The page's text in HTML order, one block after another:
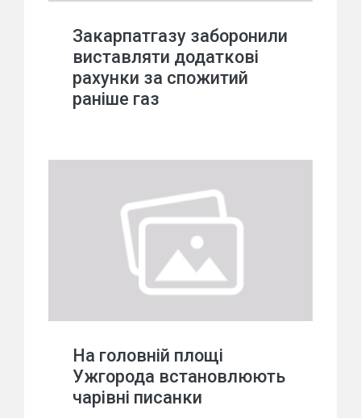
Закарпатгазу заборонили
виставляти додаткові
рахунки за спожитий
раніше газ
На головній площі
Ужгорода встановлюють
чарівні писанки